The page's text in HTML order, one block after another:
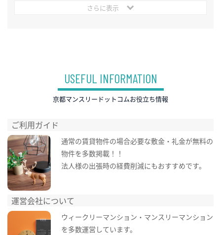
さらに表示
USEFUL INFORMATION
京都マンスリードットコムお役立ち情報
ご利用ガイド
通常の賃貸物件の場合必要な敷金・礼金が無料の
物件を多数掲載！！
法人様の出張時の経費削減にもおすすめです。
運営会社について
ウィークリーマンション・マンスリーマンション
を多数運営しています。